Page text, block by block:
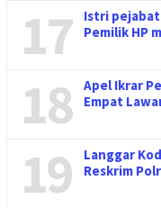
17
Istri pejabat
Pemilik HP
18
Apel Ikrar
Empat
19
Langgar
Reskrim